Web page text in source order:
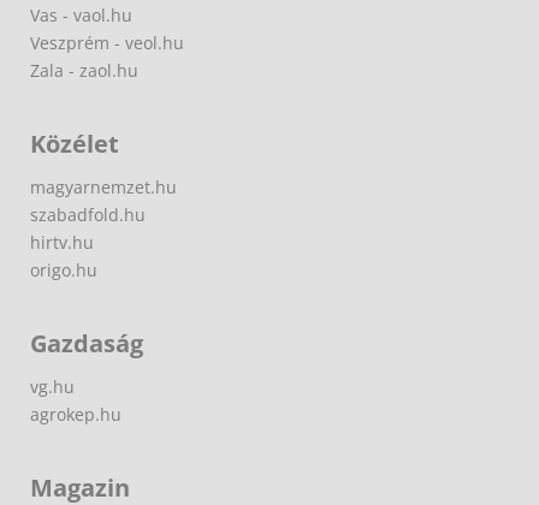
Vas - vaol.hu
Veszprém - veol.hu
Zala - zaol.hu
Közélet
magyarnemzet.hu
szabadfold.hu
hirtv.hu
origo.hu
Gazdaság
vg.hu
agrokep.hu
Magazin